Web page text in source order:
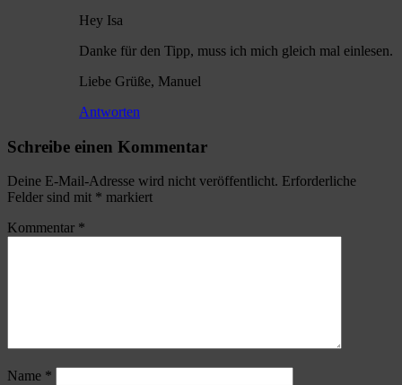
Hey Isa
Danke für den Tipp, muss ich mich gleich mal einlesen.
Liebe Grüße, Manuel
Antworten
Schreibe einen Kommentar
Deine E-Mail-Adresse wird nicht veröffentlicht. Erforderliche
Felder sind mit * markiert
Kommentar *
Name *